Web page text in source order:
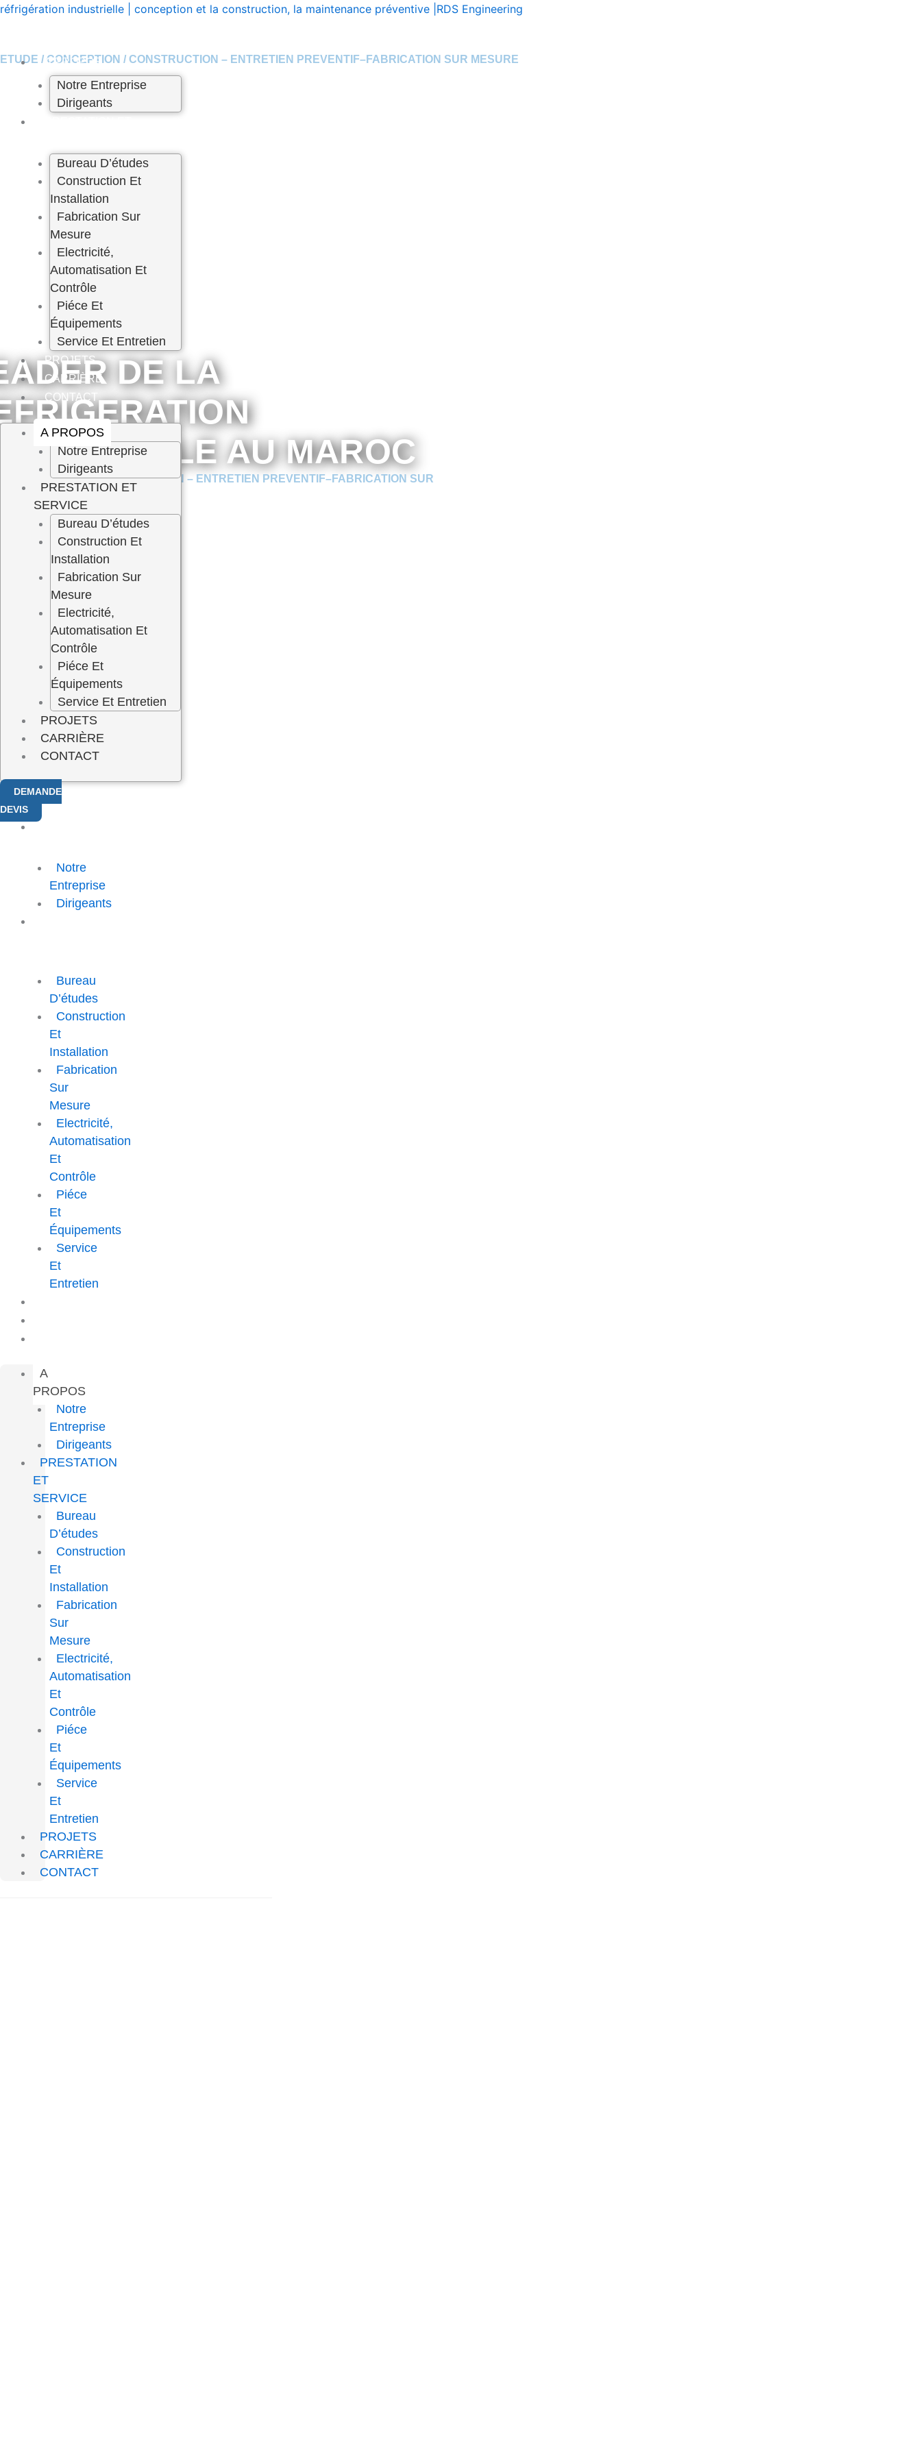
Skip
réfrigération industrielle | conception et la construction, la maintenance préventive |RDS Engineering
A PROPOS
Notre Entreprise
Dirigeants
Bureau D’études
Construction Et
Installation
Fabrication Sur
Mesure
Electricité,
Automatisation Et
Contrôle
Piéce Et
Équipements
Service Et Entretien
PROJETS
CARRIÈRE
CONTACT
A PROPOS
Notre Entreprise
Dirigeants
PRESTATION ET
SERVICE
Bureau D’études
Construction Et
Installation
Fabrication Sur
Mesure
Electricité,
Automatisation Et
Contrôle
Piéce Et
Équipements
Service Et Entretien
PROJETS
CARRIÈRE
CONTACT
DEMANDE
DEVIS
Notre
Entreprise
Dirigeants
Bureau
D’études
Construction
Et
Installation
Fabrication
Sur
Mesure
Electricité,
Automatisation
Et
Contrôle
Piéce
Et
Équipements
Service
Et
Entretien
A
PROPOS
Notre
Entreprise
Dirigeants
PRESTATION
ET
SERVICE
Bureau
D’études
Construction
Et
Installation
Fabrication
Sur
Mesure
Electricité,
Automatisation
Et
Contrôle
Piéce
Et
Équipements
Service
Et
Entretien
PROJETS
CARRIÈRE
CONTACT
ETUDE / CONCEPTION / CONSTRUCTION – ENTRETIEN PREVENTIF–FABRICATION SUR MESURE
A PROPOS DE NOUS
DE LA
AU MAROC
/ CONCEPTION / CONSTRUCTION – ENTRETIEN PREVENTIF–FABRICATION SUR
PROPOS DE NOUS